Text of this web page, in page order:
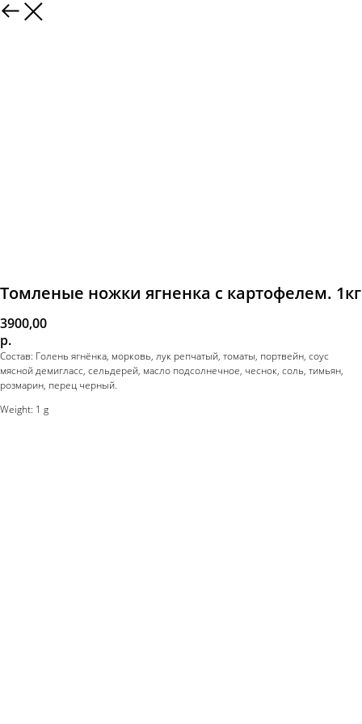
Томленые ножки ягненка с картофелем. 1кг
3900,00
р.
Состав: Голень ягнёнка, морковь, лук репчатый, томаты, портвейн, соус
мясной демигласс, сельдерей, масло подсолнечное, чеснок, соль, тимьян,
розмарин, перец черный.
Weight: 1 g